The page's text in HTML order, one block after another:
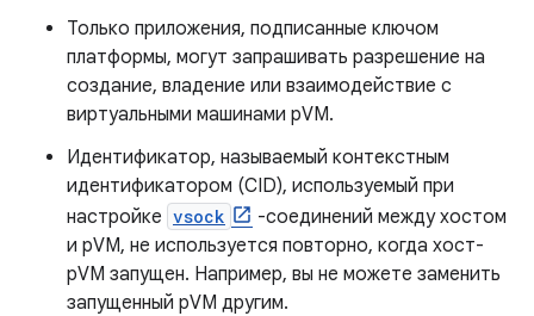
Только приложения, подписанные ключом
платформы, могут запрашивать разрешение на
создание, владение или взаимодействие с
виртуальными машинами pVM.
Идентификатор, называемый контекстным
идентификатором (CID), используемый при
настройке vsock
-соединений между хостом
и pVM, не используется повторно, когда хост-
pVM запущен. Например, вы не можете заменить
запущенный pVM другим.